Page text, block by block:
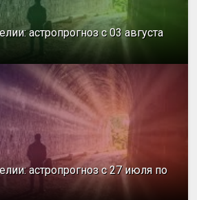
астропрогноз с 03 августа
астропрогноз с 27 июля по